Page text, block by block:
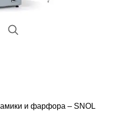
и фарфора – SNOL